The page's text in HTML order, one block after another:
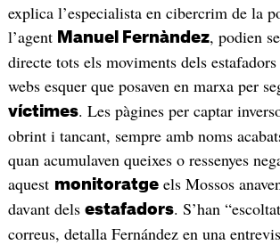
explica l’especialista en cibercrim de la
l’agent Manuel Fernàndez, podien
directe tots els moviments dels
webs esquer que posaven en marxa per
víctimes. Les pàgines per captar
obrint i tancant, sempre amb noms
quan acumulaven queixes o ressenyes
aquest monitoratgeels Mossos
davant dels estafadors. S’han
correus, detalla Fernández en una